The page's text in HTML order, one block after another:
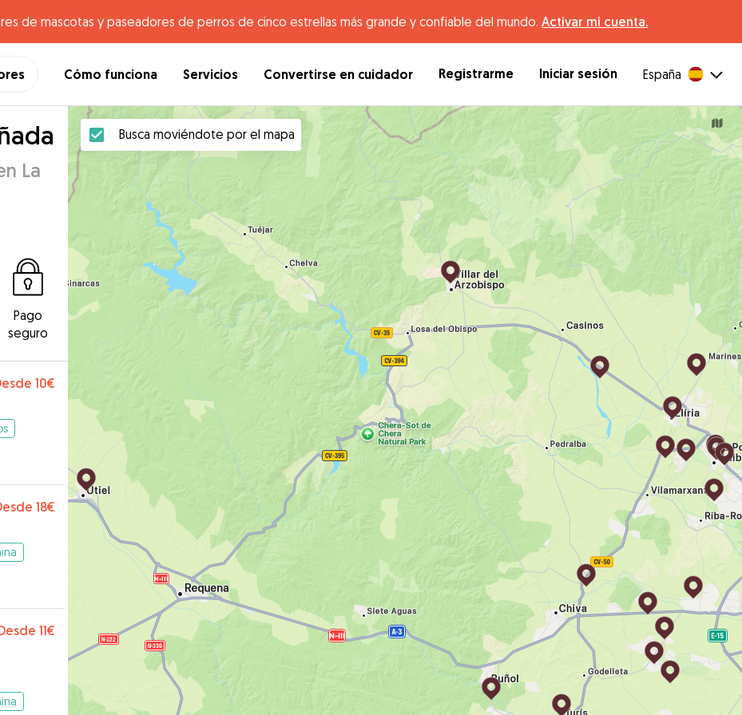
de mascotas y paseadores de perros de cinco estrellas más grande y confiable del mundo. Activar mi cuenta.
Cómo funciona Servicios Convertirse en cuidador Registrarme Iniciar sesión España
La
Pago
seguro
10€
18€
11€
Busca moviéndote por el mapa